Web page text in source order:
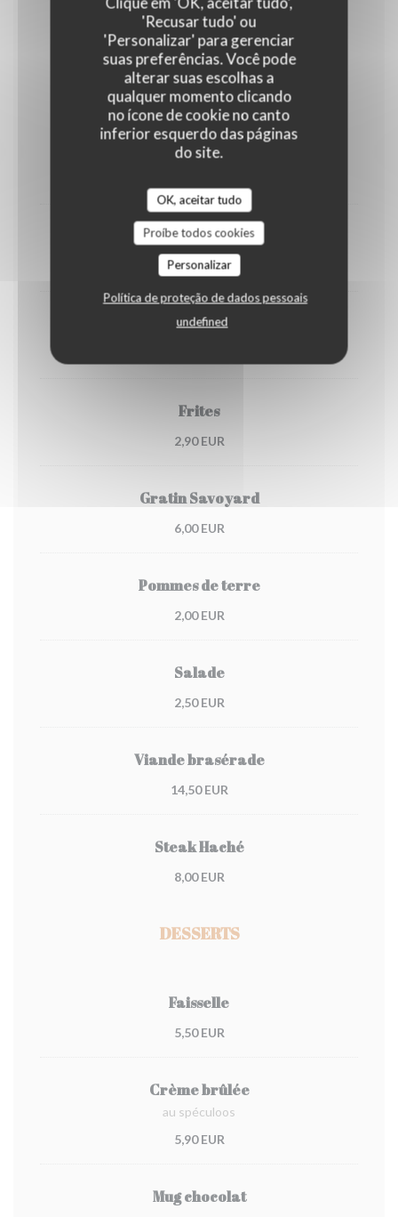
'Recusar tudo' ou
'Personalizar' para gerenciar
suas preferências. Você pode
alterar suas escolhas a
qualquer momento clicando
no ícone de cookie no canto
inferior esquerdo das páginas
do site.
OK, aceitar tudo
Proíbe todos cookies
Personalizar
Política de proteção de dados pessoais
undefined
25,00 EUR
SUPPLEMENTS
Charcuterie
Raclette
10,00 EUR
1/2 Reblochon
Frites
2,90 EUR
Gratin Savoyard
6,00 EUR
Pommes de terre
2,00 EUR
Salade
2,50 EUR
Viande brasérade
14,50 EUR
Steak Haché
8,00 EUR
DESSERTS
Faisselle
5,50 EUR
Crème brûlée
au spéculoos
5,90 EUR
Mug chocolat